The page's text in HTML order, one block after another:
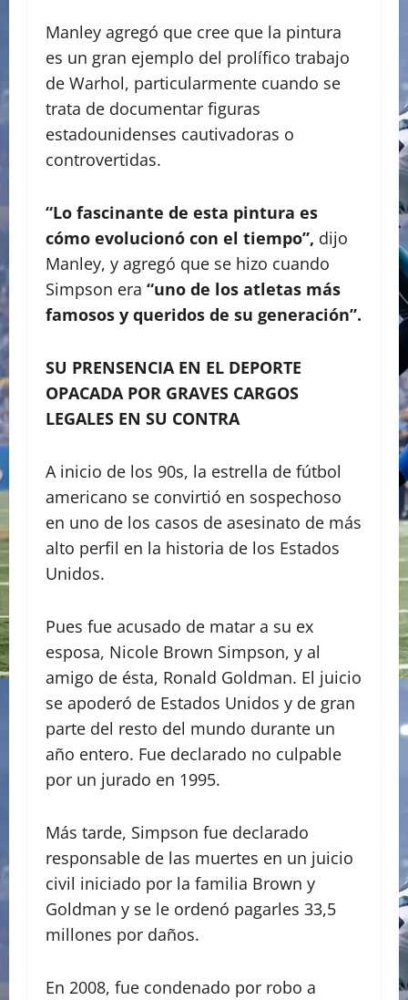
Manley agregó que cree que la pintura
es un gran ejemplo del prolífico trabajo
de Warhol, particularmente cuando se
trata de documentar figuras
estadounidenses cautivadoras o
controvertidas.
“Lo fascinante de esta pintura es
cómo evolucionó con el tiempo”, dijo
Manley, y agregó que se hizo cuando
Simpson era “uno de los atletas más
famosos y queridos de su generación”.
SU PRENSENCIA EN EL DEPORTE
OPACADA POR GRAVES CARGOS
LEGALES EN SU CONTRA
A inicio de los 90s, la estrella de fútbol
americano se convirtió en sospechoso
en uno de los casos de asesinato de más
alto perfil en la historia de los Estados
Unidos.
Pues fue acusado de matar a su ex
esposa, Nicole Brown Simpson, y al
amigo de ésta, Ronald Goldman. El juicio
se apoderó de Estados Unidos y de gran
parte del resto del mundo durante un
año entero. Fue declarado no culpable
por un jurado en 1995.
Más tarde, Simpson fue declarado
responsable de las muertes en un juicio
civil iniciado por la familia Brown y
Goldman y se le ordenó pagarles 33,5
millones por daños.
En 2008, fue condenado por robo a